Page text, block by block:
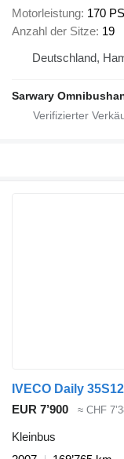
Motorleistung 170
Anzahl der Sitze 19
Deutschland,
Sarwary
IVECO Daily
EUR 7’900
≈ CHF
Kleinbus